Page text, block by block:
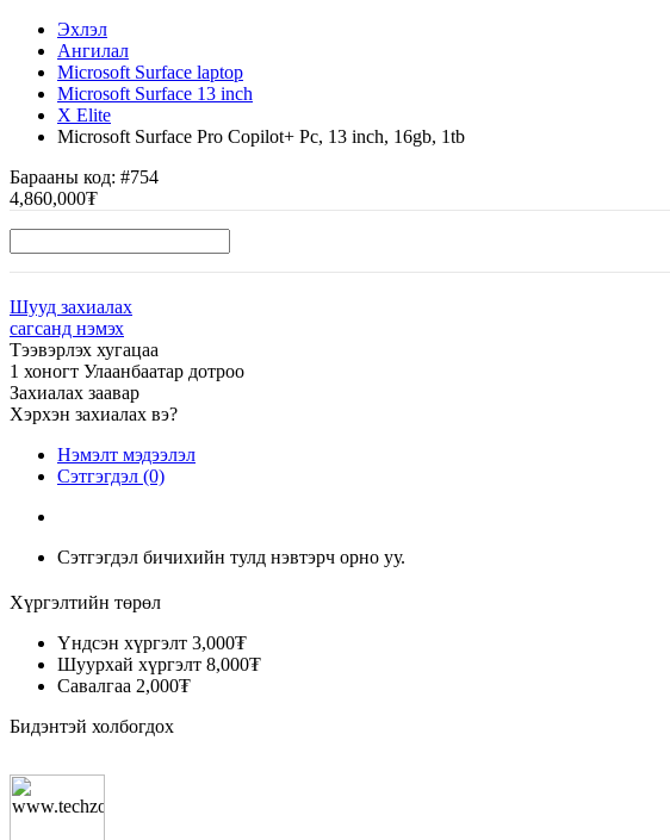
Эхлэл
Ангилал
Microsoft Surface laptop
Microsoft Surface 13 inch
X Elite
Microsoft Surface Pro Copilot+ Pc, 13 inch, 16gb, 1tb
Барааны код: #754
4,860,000₮
Шууд захиалах
сагсанд нэмэх
Тээвэрлэх хугацаа
1 хоногт Улаанбаатар дотроо
Захиалах заавар
Хэрхэн захиалах вэ?
Нэмэлт мэдээлэл
Сэтгэгдэл (0)
Сэтгэгдэл бичихийн тулд нэвтэрч орно уу.
Хүргэлтийн төрөл
Үндсэн хүргэлт 3,000₮
Шуурхай хүргэлт 8,000₮
Савалгаа 2,000₮
Бидэнтэй холбогдох